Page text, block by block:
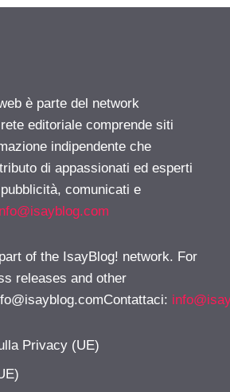
è parte del network
editoriale comprende siti
indipendente che
di appassionati ed esperti
comunicati e
of the IsayBlog! network. For
releases and other
:
Privacy (UE)